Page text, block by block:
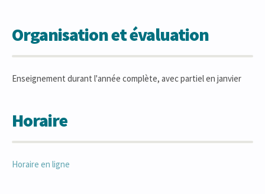
Organisation et évaluation
Enseignement durant l'année complète, avec partiel en janvier
Horaire
Horaire en ligne